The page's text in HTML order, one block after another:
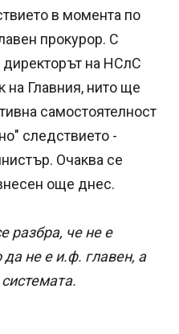
в момента по
прокурор. С
директорът на НСлС
на Главния, нито ще
самостоятелност
следствието -
Очаква се
още днес.
разбра, че не е
не е и.ф. главен, а